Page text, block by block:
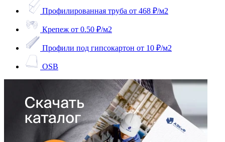
Профилированная труба от 468 ₽/м2
Крепеж от 0.50 ₽/м2
Профили под гипсокартон от 10 ₽/м2
OSB